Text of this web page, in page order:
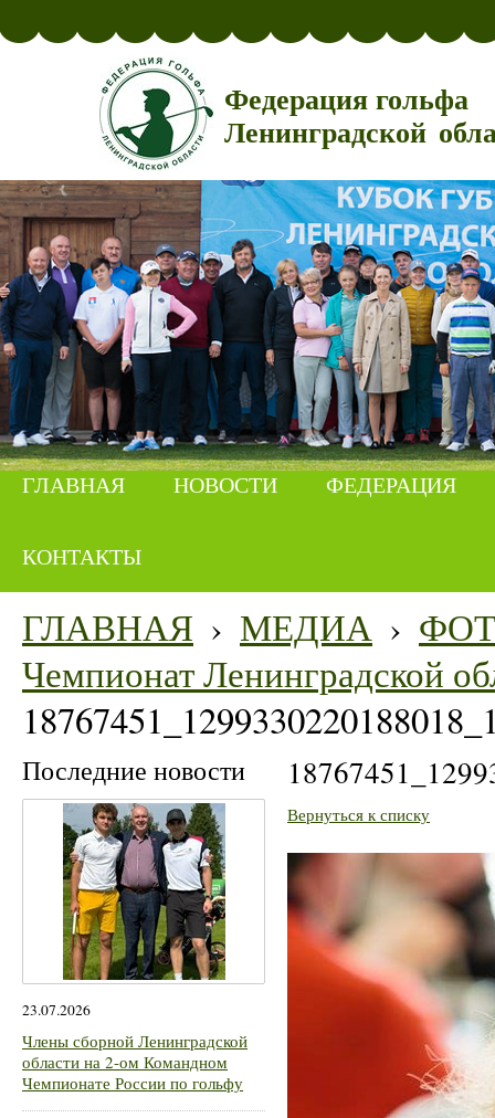
Федерация гольфа
Ленинградской
ГЛАВНАЯ НОВОСТИ ФЕДЕРАЦИЯ
КОНТАКТЫ
ГЛАВНАЯ › МЕДИА ›
Чемпионат Ленинградской
Последние новости
23.07.2026
Члены сборной Ленинградской
области на 2-ом Командном
Чемпионате России по гольфу
Вернуться к списку